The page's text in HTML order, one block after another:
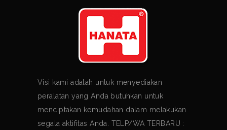
Visi kami adalah untuk menyediakan
peralatan yang Anda butuhkan untuk
menciptakan kemudahan dalam melakukan
segala aktifitas Anda. TELP/WA TERBARU :